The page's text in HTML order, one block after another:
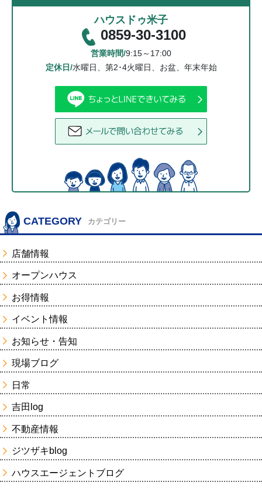
ハウスドゥ米子
0859-30-3100
営業時間/9:15～17:00
定休日/水曜日、第2･4火曜日、お盆、年末年始
CATEGORY カテゴリー
店舗情報
オープンハウス
お得情報
イベント情報
お知らせ・告知
現場ブログ
日常
吉田log
不動産情報
ジツザキblog
ハウスエージェントブログ